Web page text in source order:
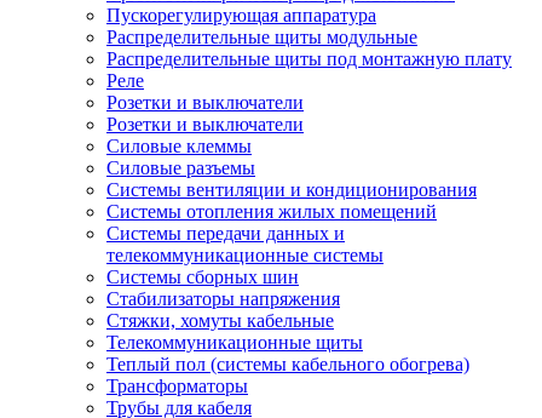
Пускорегулирующая аппаратура
Распределительные щиты модульные
Распределительные щиты под монтажную плату
Реле
Розетки и выключатели
Розетки и выключатели
Силовые клеммы
Силовые разъемы
Системы вентиляции и кондиционирования
Системы отопления жилых помещений
Системы передачи данных и
телекоммуникационные системы
Системы сборных шин
Стабилизаторы напряжения
Стяжки, хомуты кабельные
Телекоммуникационные щиты
Теплый пол (системы кабельного обогрева)
Трансформаторы
Трубы для кабеля